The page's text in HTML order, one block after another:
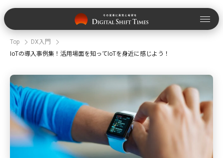
Top
DX入門
IoTの導入事例集！活用場面を知ってIoTを身近に感じよう！